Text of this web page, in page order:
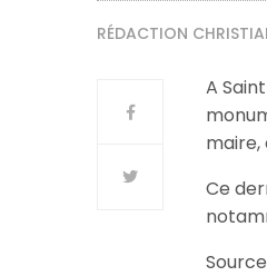
RÉDACTION
A
maire,
Ce